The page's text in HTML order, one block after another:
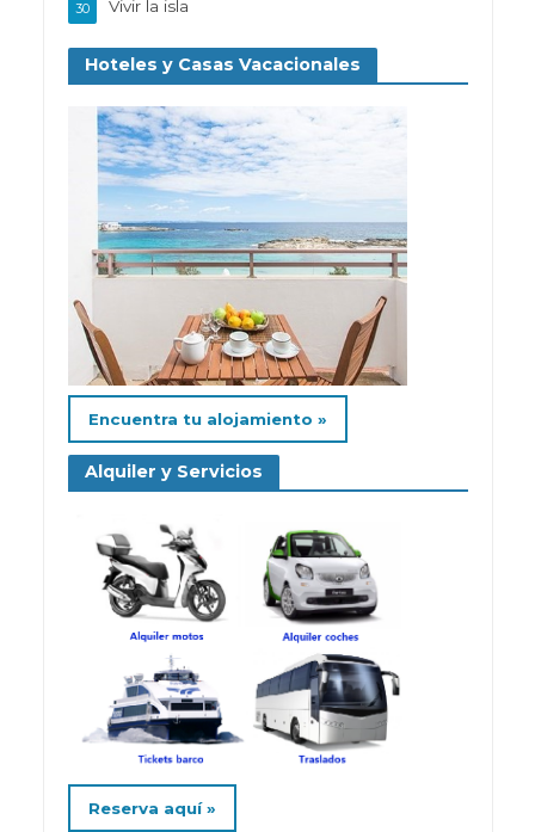
Vivir la isla
30
Hoteles y Casas Vacacionales
Encuentra tu alojamiento »
Alquiler y Servicios
Reserva aquí »